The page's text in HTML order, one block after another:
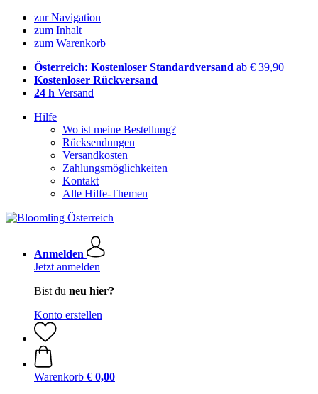
zur Navigation
zum Inhalt
zum Warenkorb
Österreich: Kostenloser Standardversand ab € 39,90
Kostenloser Rückversand
24 h Versand
Hilfe
Wo ist meine Bestellung?
Rücksendungen
Versandkosten
Zahlungsmöglichkeiten
Kontakt
Alle Hilfe-Themen
Anmelden
Jetzt anmelden
Bist du neu hier?
Konto erstellen
Warenkorb € 0,00